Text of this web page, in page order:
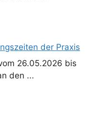
der Praxis
26.05.2026 bis
den ...